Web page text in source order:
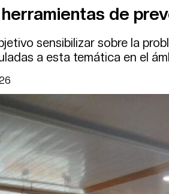
TV
de
sensibilizar sobre la
a esta temática en el